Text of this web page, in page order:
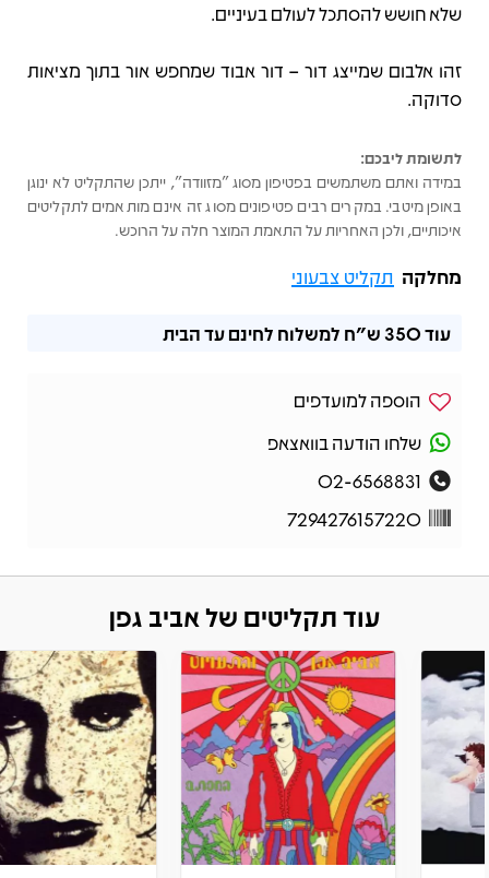
שלא חושש להסתכל לעולם בעיניים.
זהו אלבום שמייצג דור – דור אבוד שמחפש אור בתוך מציאות
סדוקה.
לתשומת ליבכם:
במידה ואתם משתמשים בפטיפון מסוג "מזוודה", ייתכן שהתקליט לא ינוגן
באופן מיטבי. במקרים רבים פטיפונים מסוג זה אינם מותאמים לתקליטים
איכותיים, ולכן האחריות על התאמת המוצר חלה על הרוכש.
מחלקה תקליט צבעוני
עוד350 ש"ח למשלוח לחינם עד הבית
הוספה למועדפים
שלחו הודעה בוואצאפ
02-6568831
7294276157220
עוד תקליטים של אביב גפן